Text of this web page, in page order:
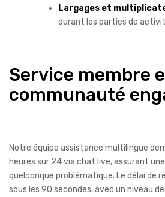
Largages et
durant les parties de
Service membre
communauté
Notre équipe assistance multilingue
heures sur 24 via chat live, assurant
quelconque problématique. Le délai de
sous les 90 secondes, avec un niveau